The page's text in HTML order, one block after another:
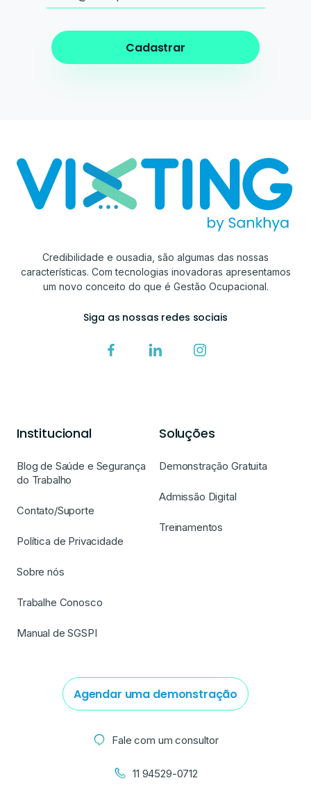
Credibilidade e ousadia, são algumas das nossas
características. Com tecnologias inovadoras apresentamos
um novo conceito do que é Gestão Ocupacional.
Siga as nossas redes sociais
Institucional
Blog de Saúde e Segurança
do Trabalho
Contato/Suporte
Política de Privacidade
Sobre nós
Trabalhe Conosco
Manual de SGSPI
Soluções
Demonstração Gratuita
Admissão Digital
Treinamentos
Agendar uma demonstração
Fale com um consultor
11 94529-0712